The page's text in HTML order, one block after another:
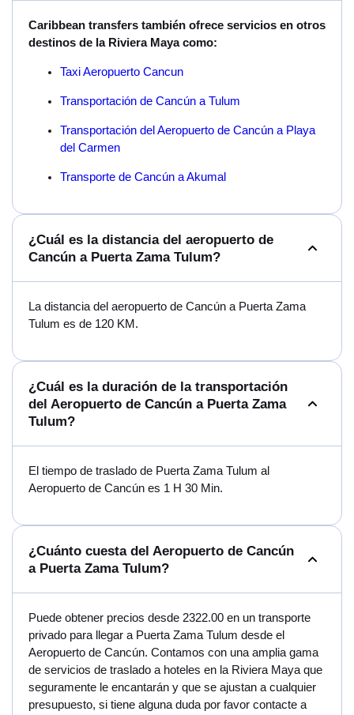
Caribbean transfers también ofrece servicios en otros
destinos de la Riviera Maya como:
Taxi Aeropuerto Cancun
Transportación de Cancún a Tulum
Transportación del Aeropuerto de Cancún a Playa
del Carmen
Transporte de Cancún a Akumal
¿Cuál es la distancia del aeropuerto de
Cancún a Puerta Zama Tulum?
La distancia del aeropuerto de Cancún a Puerta Zama
Tulum es de 120 KM.
¿Cuál es la duración de la transportación
del Aeropuerto de Cancún a Puerta Zama
Tulum?
El tiempo de traslado de Puerta Zama Tulum al
Aeropuerto de Cancún es 1 H 30 Min.
¿Cuánto cuesta del Aeropuerto de Cancún
a Puerta Zama Tulum?
Puede obtener precios desde 2322.00 en un transporte
privado para llegar a Puerta Zama Tulum desde el
Aeropuerto de Cancún. Contamos con una amplia gama
de servicios de traslado a hoteles en la Riviera Maya que
seguramente le encantarán y que se ajustan a cualquier
presupuesto, si tiene alguna duda por favor contacte a